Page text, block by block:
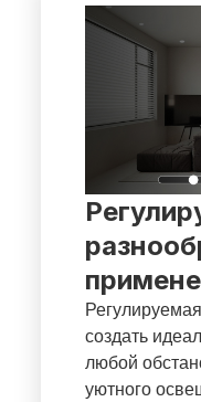
создать
любой
уютного